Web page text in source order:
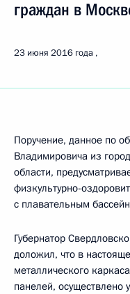
граждан в
23 июня 2016 года
Поручение, данное по
Владимировича из
области,
физкультурно-
с плавательным
Губернатор
доложил, что в
металлического
панелей, осуществлено